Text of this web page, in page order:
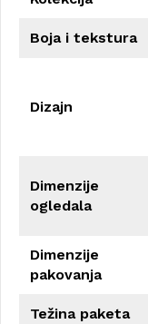
Boja i tekstura
Dizajn
Dimenzije
ogledala
Dimenzije
pakovanja
Težina paketa